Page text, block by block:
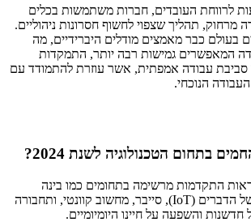
לרווחת העובדים, חברות משתמשות בכלים
מרחוק, תהליך שצפוי לחשוף חסרונות ניהוליים.
מהארגונים בעולם כבר מאמצים מודלים היברידיים, מה
המאפשרים גמישות רבה יותר, התמקדות
סביבת עבודה אמפתית, אשר עוזרת להתמודד עם
הנוכחי.
בתחום הטכנולוגיה לשנת 2024?
התקדמות מרשימה בתחומים כמו בינה
מלאכותית, אינטרנט של הדברים (IoT), סייבר, מחשוב קוונטי, ותחבורה
והשפעה על חיינו היומיומיים.